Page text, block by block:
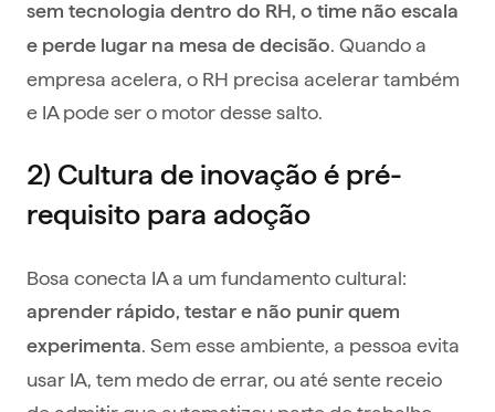
sem tecnologia dentro do RH, o time não escala
e perde lugar na mesa de decisão . Quando a
empresa acelera, o RH precisa acelerar também
e IA pode ser o motor desse salto.
2) Cultura de inovação é pré-
requisito para adoção
Bosa conecta IA a um fundamento cultural:
aprender rápido, testar e não punir quem
experimenta . Sem esse ambiente, a pessoa evita
usar IA, tem medo de errar, ou até sente receio